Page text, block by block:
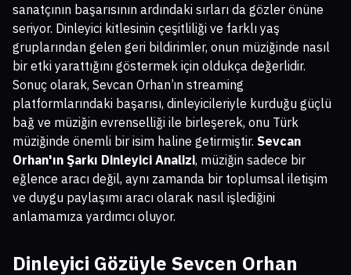
sanatçının başarısının ardındaki sırları da gözler önüne
seriyor. Dinleyici kitlesinin çeşitliliği ve farklı yaş
gruplarından gelen geri bildirimler, onun müziğinde nasıl
bir etki yarattığını göstermek için oldukça değerlidir.
Sonuç olarak, Sevcan Orhan’ın streaming
platformlarındaki başarısı, dinleyicileriyle kurduğu güçlü
bağ ve müziğin evrenselliği ile birleşerek, onu Türk
müziğinde önemli bir isim haline getirmiştir. Sevcan
Orhan'ın Şarkı Dinleyici Analizi, müziğin sadece bir
eğlence aracı değil, aynı zamanda bir toplumsal iletişim
ve duygu paylaşımı aracı olarak nasıl işlediğini
anlamamıza yardımcı oluyor.
Dinleyici Gözüyle Sevcen Orhan